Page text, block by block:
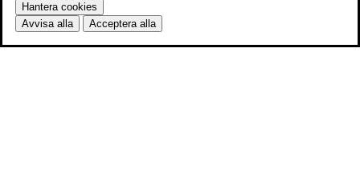
Hantera cookies
Avvisa alla
Acceptera alla